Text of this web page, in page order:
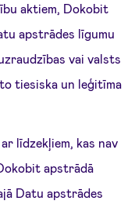
aktiem, Dokobit
apstrādes līgumu
vai valsts
tiesiska un leģitīma
līdzekļiem, kas nav
apstrādā
Datu apstrādes